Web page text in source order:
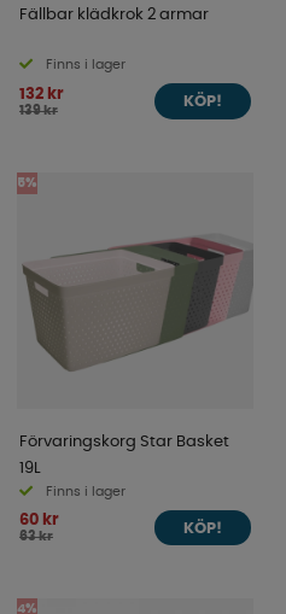
Fällbar klädkrok 2 armar
Finns i lager
132 kr
139 kr
KÖP!
5%
Förvaringskorg Star Basket
19L
Finns i lager
60 kr
63 kr
KÖP!
4%